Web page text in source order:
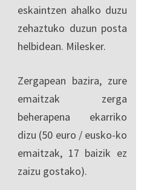
eskaintzen ahalko duzu
zehaztuko duzun posta
helbidean. Milesker.
Zergapean bazira, zure
emaitzak zerga
beherapena ekarriko
dizu (50 euro / eusko-ko
emaitzak, 17 baizik ez
zaizu gostako).